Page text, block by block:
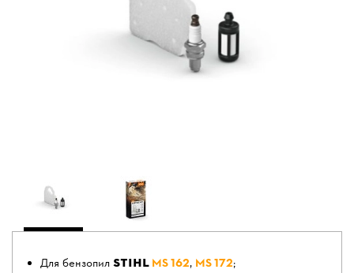
Для бензопил STIHL MS 162, MS 172;